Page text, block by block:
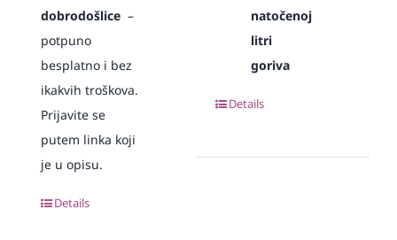
dobrodošlice–
potpuno
besplatno i bez
ikakvih troškova.
Prijavite se
putem linka koji
je u opisu.
Details
natočenoj
litri
goriva
Details